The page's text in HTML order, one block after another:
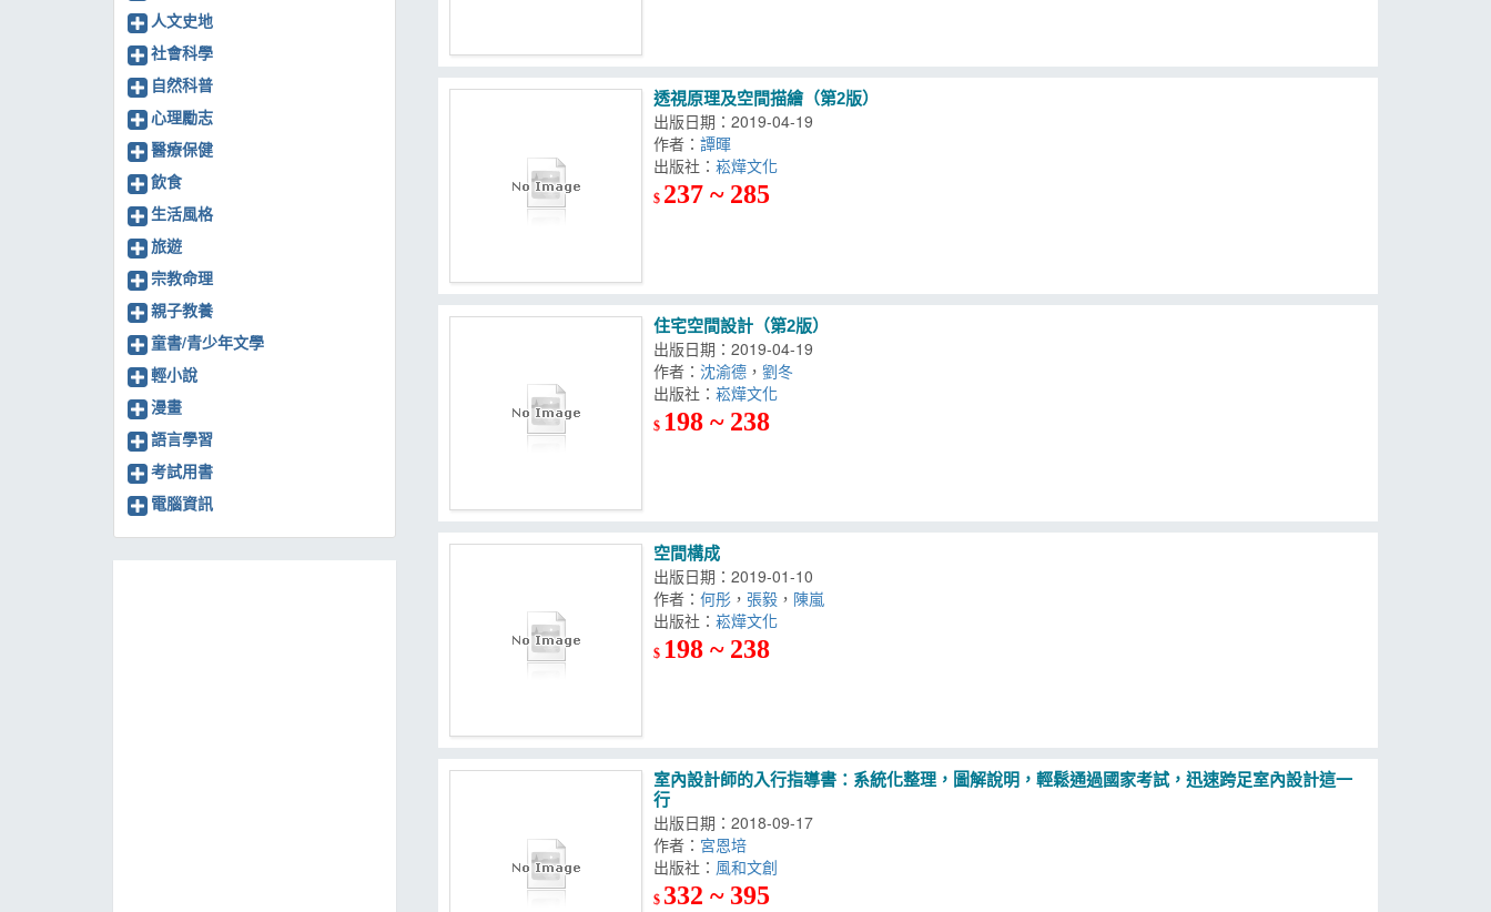
透視原理及空間描繪（第2版）
出版日期：2019-04-19
作者：譚暉
出版社：
$ 237 ~ 285
住宅空間設計（第2版）
出版日期：2019-04-19
作者：沈渝德 ，劉冬
出版社：
$ 198 ~ 238
空間構成
出版日期：2019-01-10
作者：何彤 ，張毅 ， 陳嵐
出版社：
$ 198 ~ 238
室內設計師的入行指導書：系統化整理，圖解說明，輕鬆通過國家考試，迅速跨足室內設計這一
行
出版日期：2018-09-17
作者： 宮恩培
出版社：
$ 332 ~ 395
人文史地
社會科學
自然科普
心理勵志
醫療保健
飲食
生活風格
旅遊
宗教命理
親子教養
童書/青少年文學
輕小說
漫畫
語言學習
考試用書
電腦資訊